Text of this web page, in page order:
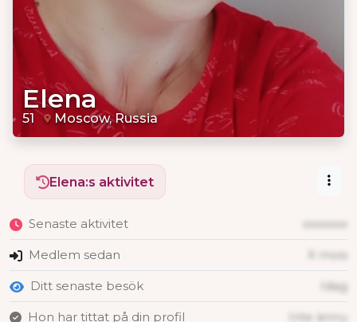
Elena
51 Moscow, Russia
Elena:s aktivitet
Senaste aktivitet xxxxxxx
Medlem sedan X mois
Ditt senaste besök Idag
Hon har tittat på din profil Inte ännu